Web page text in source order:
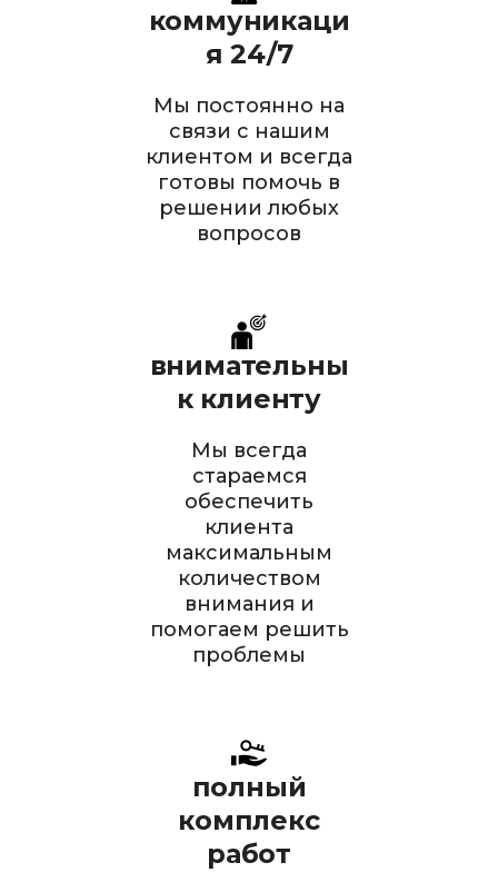
коммуникаци
я 24/7
Мы постоянно на
связи с нашим
клиентом и всегда
готовы помочь в
решении любых
вопросов
внимательны
к клиенту
Мы всегда
стараемся
обеспечить
клиента
максимальным
количеством
внимания и
помогаем решить
проблемы
полный
комплекс
работ